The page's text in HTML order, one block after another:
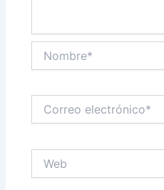
electrónico*